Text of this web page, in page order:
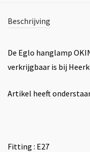
Beschrijving
De Eglo hanglamp
verkrijgbaar is bij
Artikel heeft
Fitting : E27